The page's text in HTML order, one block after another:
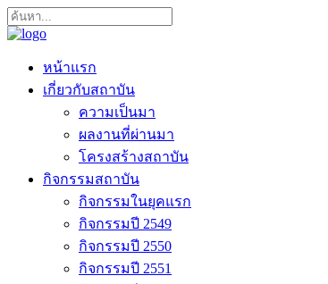
หน้าแรก
เกี่ยวกับสถาบัน
ความเป็นมา
ผลงานที่ผ่านมา
โครงสร้างสถาบัน
กิจกรรมสถาบัน
กิจกรรมในยุคแรก
กิจกรรมปี 2549
กิจกรรมปี 2550
กิจกรรมปี 2551